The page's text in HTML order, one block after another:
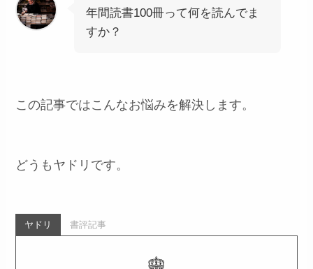
年間読書100冊って何を読んでま
すか？
この記事ではこんなお悩みを解決します。
どうもヤドリです。
ヤドリ 書評記事